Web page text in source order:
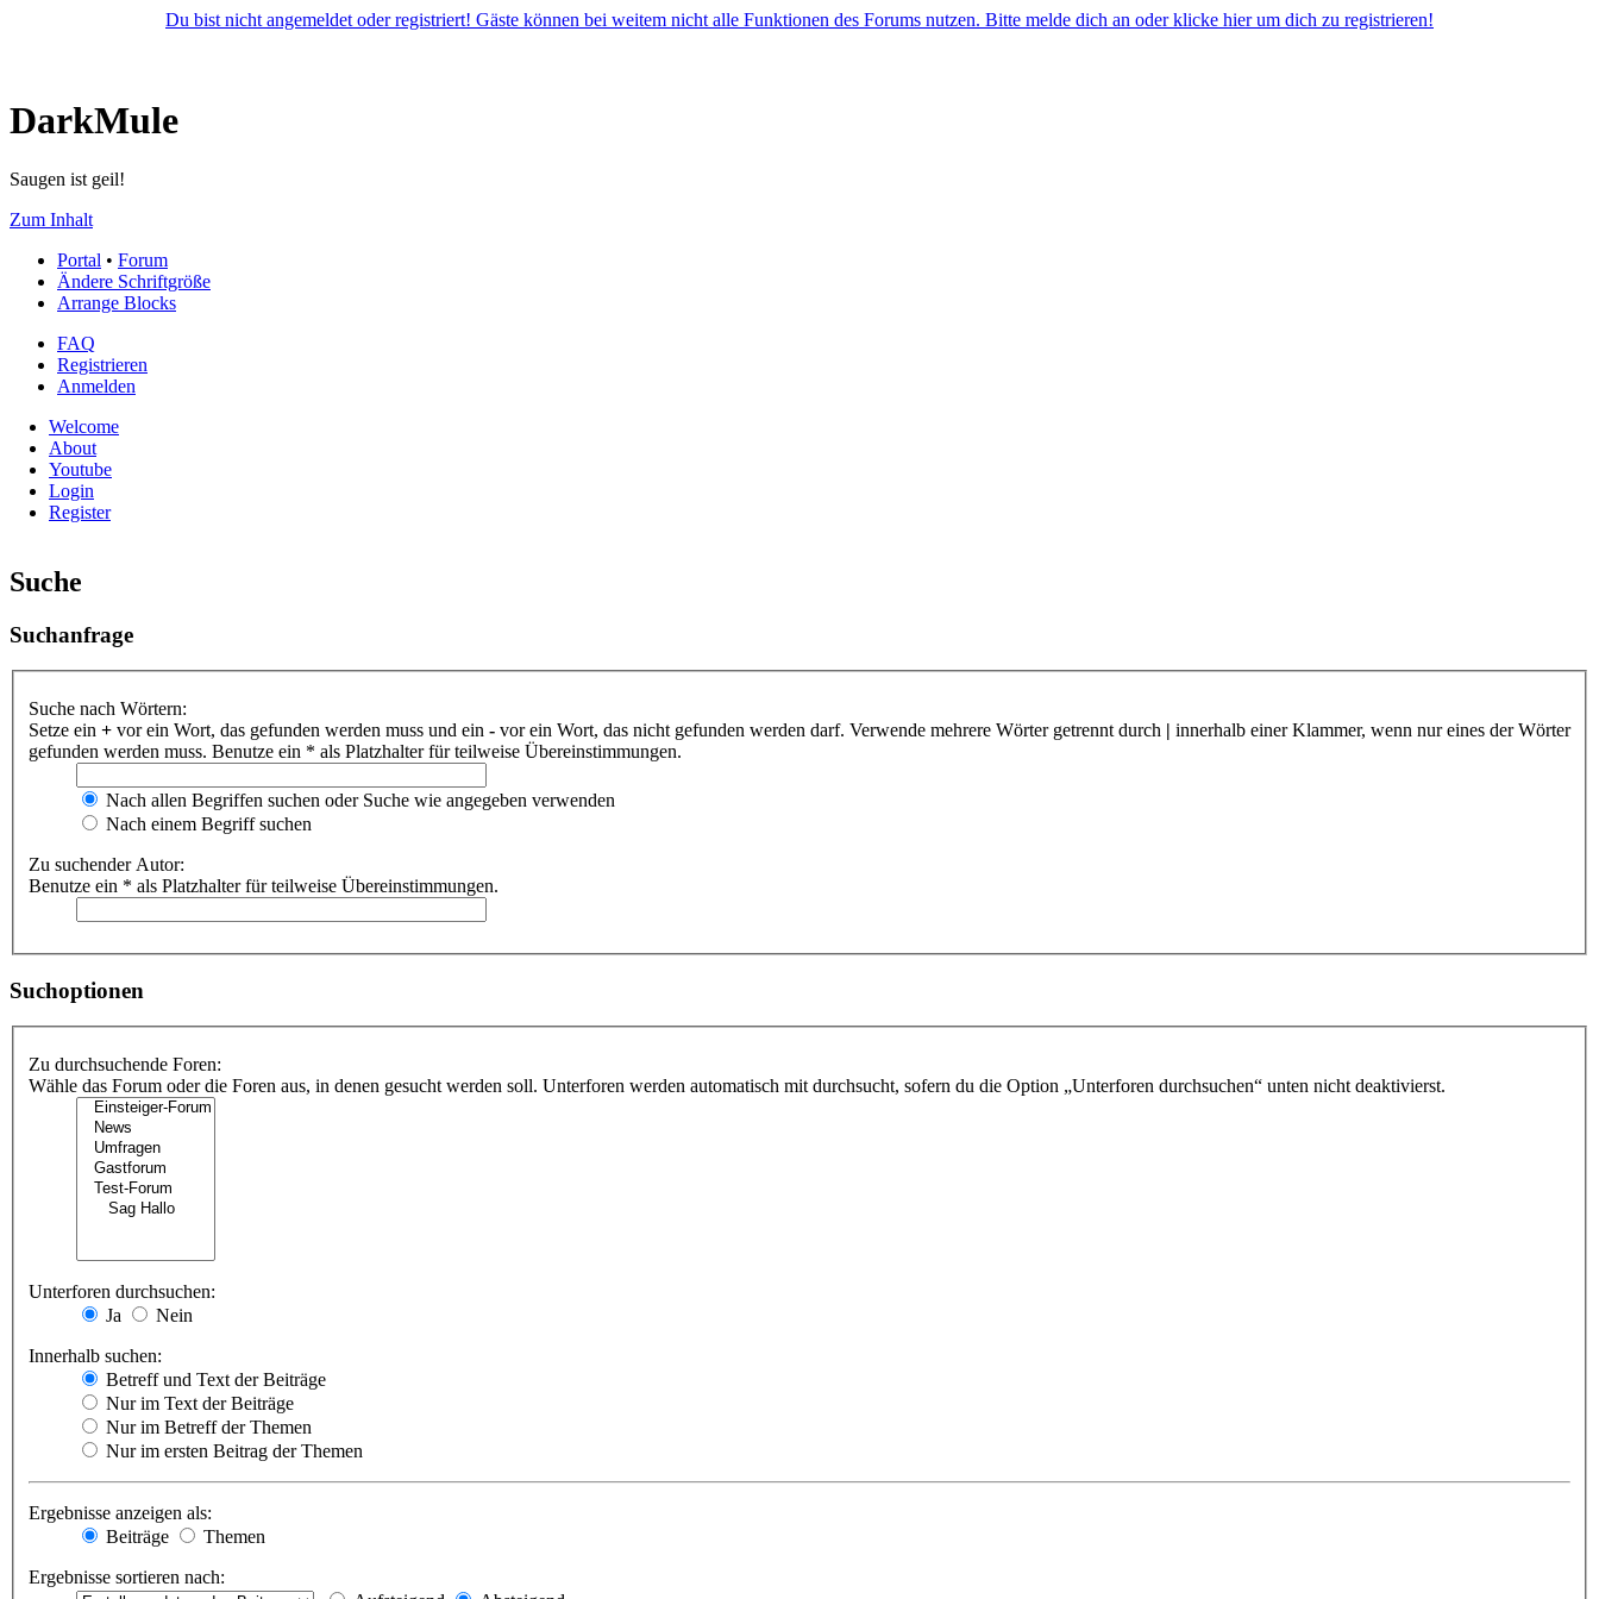
Du bist nicht angemeldet oder registriert! Gäste können bei weitem nicht alle Funktionen des Forums nutzen. Bitte melde dich an oder klicke hier um dich zu registrieren!
DarkMule
Saugen ist geil!
Zum Inhalt
Portal • Forum
Ändere Schriftgröße
Arrange Blocks
FAQ
Registrieren
Anmelden
Welcome
About
Youtube
Login
Register
Suche
Suchanfrage
Suche nach Wörtern:
Setze ein + vor ein Wort, das gefunden werden muss und ein - vor ein Wort, das nicht gefunden werden darf. Verwende mehrere Wörter getrennt durch | innerhalb einer Klammer, wenn nur eines der Wörter
gefunden werden muss. Benutze ein * als Platzhalter für teilweise Übereinstimmungen.
Nach allen Begriffen suchen oder Suche wie angegeben verwenden
Nach einem Begriff suchen
Zu suchender Autor:
Benutze ein * als Platzhalter für teilweise Übereinstimmungen.
Suchoptionen
Zu durchsuchende Foren:
Wähle das Forum oder die Foren aus, in denen gesucht werden soll. Unterforen werden automatisch mit durchsucht, sofern du die Option „Unterforen durchsuchen“ unten nicht deaktivierst.
Unterforen durchsuchen:
Ja
Nein
Innerhalb suchen:
Betreff und Text der Beiträge
Nur im Text der Beiträge
Nur im Betreff der Themen
Nur im ersten Beitrag der Themen
Ergebnisse anzeigen als:
Beiträge
Themen
Ergebnisse sortieren nach: